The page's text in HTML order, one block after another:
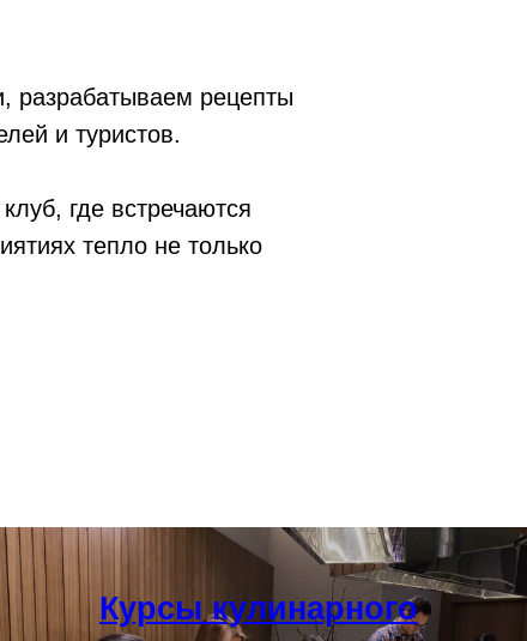
разрабатываем рецепты
и туристов.
где встречаются
тепло не только
Курсы кулинарного